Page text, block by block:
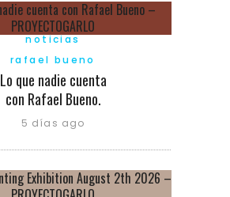
noticias
rafael bueno
Lo que nadie cuenta
con Rafael Bueno.
5 días ago